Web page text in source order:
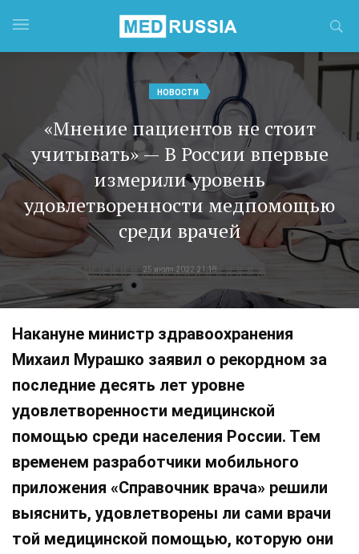
НОВОСТИ
«Мнение пациентов не стоит
учитывать» — В России впервые
измерили уровень
удовлетворенности медпомощью
среди врачей
25 июля 2022 21:18
Накануне министр здравоохранения
Михаил Мурашко заявил о рекордном за
последние десять лет уровне
удовлетворенности медицинской
помощью среди населения России. Тем
временем разработчики мобильного
приложения «Справочник врача» решили
выяснить, удовлетворены ли сами врачи
той медицинской помощью, которую они